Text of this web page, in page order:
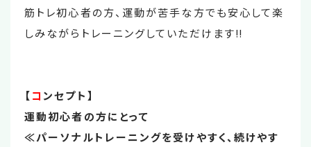
筋トレ初心者の方、運動が苦手な方でも安心して楽
しみながらトレーニングしていただけます‼
【コ ンセプト】
運動初心者の方にとって
≪パーソナルトレーニングを受けやすく、続けやす